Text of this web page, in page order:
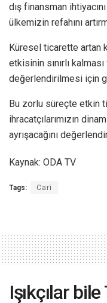
dış finansman
ülkemizin refahını
Küresel ticarette artan
etkisinin sınırlı
değerlendirilmesi için
Bu zorlu süreçte etkin
ihracatçılarımızın
ayrışacağını
Kaynak: ODA TV
Tags: Cari
Işıkçılar